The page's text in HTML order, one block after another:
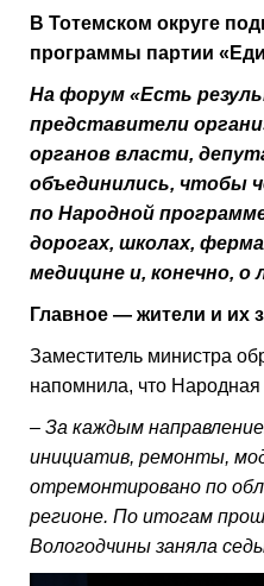
В Тотемском округе
программы партии
На форум «Есть
представители
органов власти,
объединились, чтобы
по Народной
дорогах, школах,
медицине и, конечно,
Главное — жители и их
Заместитель министра
напомнила, что Народная
– За каждым
инициатив, ремонты,
отремонтировано по
регионе. По итогам
Вологодчины заняла